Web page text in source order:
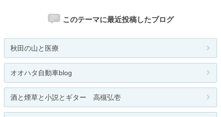
このテーマに最近投稿したブログ
秋田の山と医療
オオハタ自動車blog
酒と煙草と小説とギター 高槻弘壱